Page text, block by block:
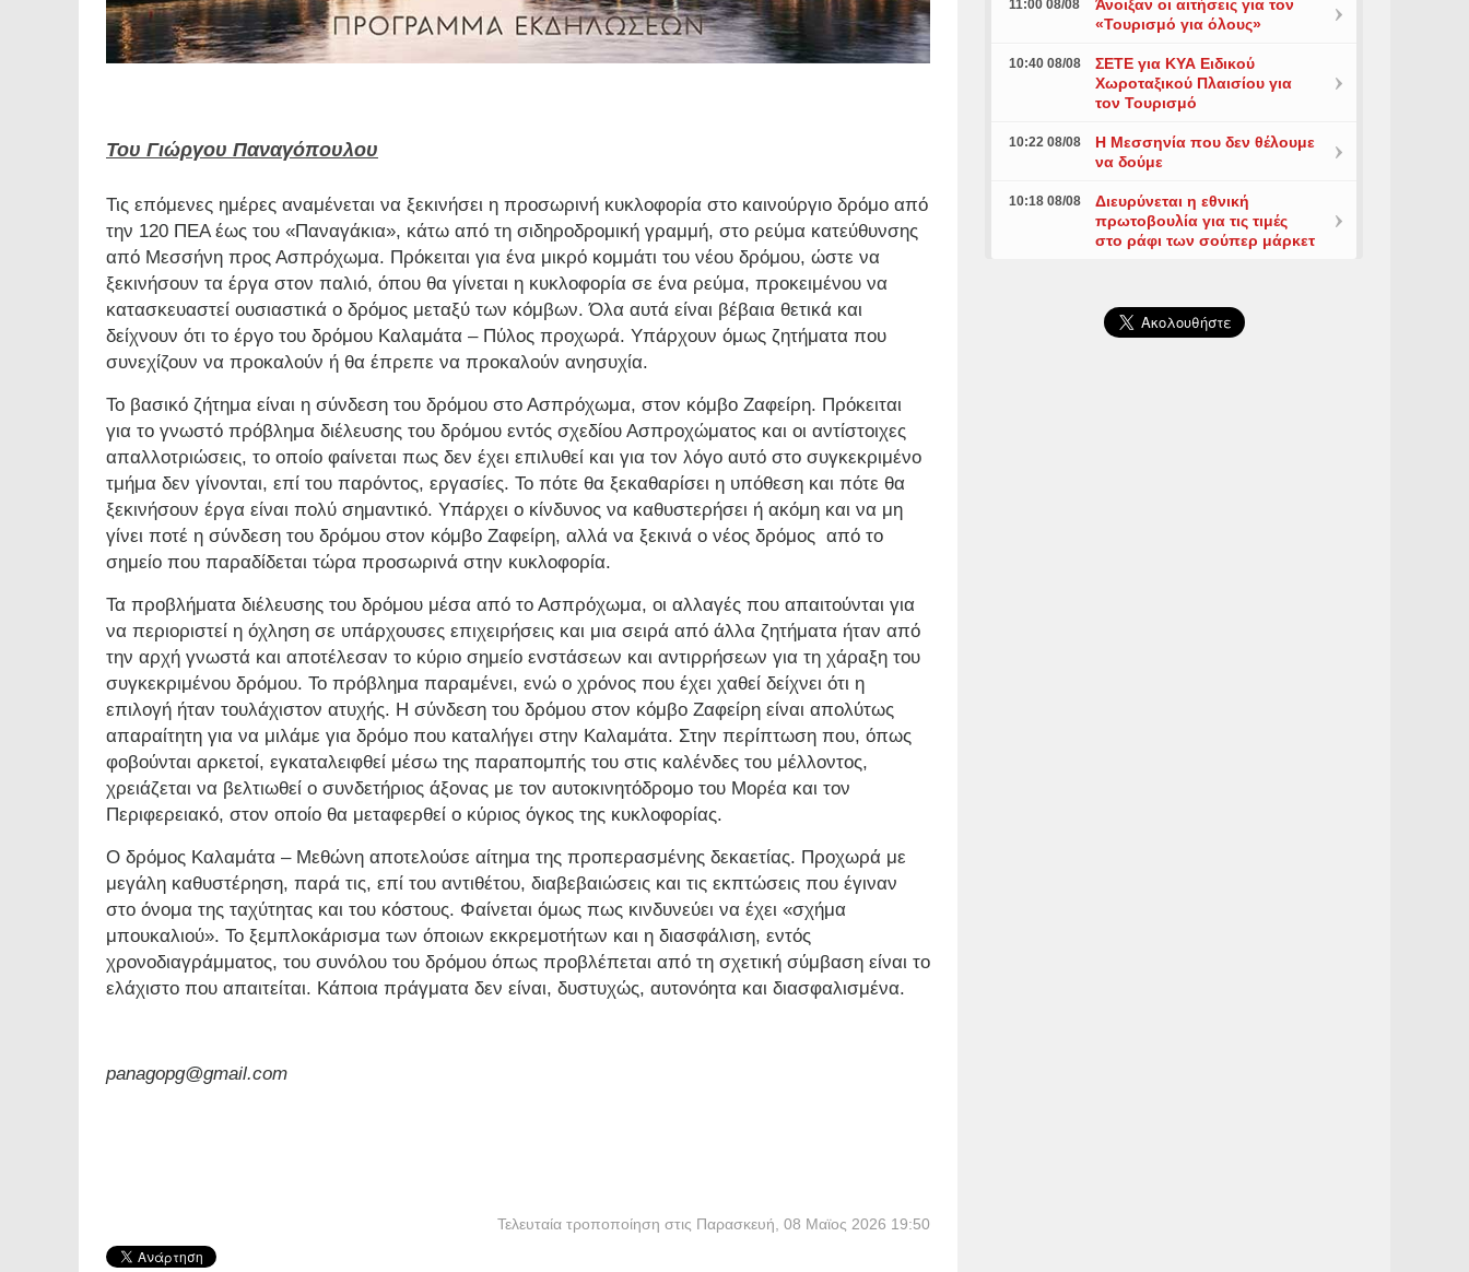
Του Γιώργου Παναγόπουλου
Τις επόμενες ημέρες αναμένεται να ξεκινήσει η προσωρινή κυκλοφορία στο καινούργιο δρόμο από
την 120 ΠΕΑ έως του «Παναγάκια», κάτω από τη σιδηροδρομική γραμμή, στο ρεύμα κατεύθυνσης
από Μεσσήνη προς Ασπρόχωμα. Πρόκειται για ένα μικρό κομμάτι του νέου δρόμου, ώστε να
ξεκινήσουν τα έργα στον παλιό, όπου θα γίνεται η κυκλοφορία σε ένα ρεύμα, προκειμένου να
κατασκευαστεί ουσιαστικά ο δρόμος μεταξύ των κόμβων. Όλα αυτά είναι βέβαια θετικά και
δείχνουν ότι το έργο του δρόμου Καλαμάτα – Πύλος προχωρά. Υπάρχουν όμως ζητήματα που
συνεχίζουν να προκαλούν ή θα έπρεπε να προκαλούν ανησυχία.
Το βασικό ζήτημα είναι η σύνδεση του δρόμου στο Ασπρόχωμα, στον κόμβο Ζαφείρη. Πρόκειται
για το γνωστό πρόβλημα διέλευσης του δρόμου εντός σχεδίου Ασπροχώματος και οι αντίστοιχες
απαλλοτριώσεις, το οποίο φαίνεται πως δεν έχει επιλυθεί και για τον λόγο αυτό στο συγκεκριμένο
τμήμα δεν γίνονται, επί του παρόντος, εργασίες. Το πότε θα ξεκαθαρίσει η υπόθεση και πότε θα
ξεκινήσουν έργα είναι πολύ σημαντικό. Υπάρχει ο κίνδυνος να καθυστερήσει ή ακόμη και να μη
γίνει ποτέ η σύνδεση του δρόμου στον κόμβο Ζαφείρη, αλλά να ξεκινά ο νέος δρόμος από το
σημείο που παραδίδεται τώρα προσωρινά στην κυκλοφορία.
Τα προβλήματα διέλευσης του δρόμου μέσα από το Ασπρόχωμα, οι αλλαγές που απαιτούνται για
να περιοριστεί η όχληση σε υπάρχουσες επιχειρήσεις και μια σειρά από άλλα ζητήματα ήταν από
την αρχή γνωστά και αποτέλεσαν το κύριο σημείο ενστάσεων και αντιρρήσεων για τη χάραξη του
συγκεκριμένου δρόμου. Το πρόβλημα παραμένει, ενώ ο χρόνος που έχει χαθεί δείχνει ότι η
επιλογή ήταν τουλάχιστον ατυχής. Η σύνδεση του δρόμου στον κόμβο Ζαφείρη είναι απολύτως
απαραίτητη για να μιλάμε για δρόμο που καταλήγει στην Καλαμάτα. Στην περίπτωση που, όπως
φοβούνται αρκετοί, εγκαταλειφθεί μέσω της παραπομπής του στις καλένδες του μέλλοντος,
χρειάζεται να βελτιωθεί ο συνδετήριος άξονας με τον αυτοκινητόδρομο του Μορέα και τον
Περιφερειακό, στον οποίο θα μεταφερθεί ο κύριος όγκος της κυκλοφορίας.
Ο δρόμος Καλαμάτα – Μεθώνη αποτελούσε αίτημα της προπερασμένης δεκαετίας. Προχωρά με
μεγάλη καθυστέρηση, παρά τις, επί του αντιθέτου, διαβεβαιώσεις και τις εκπτώσεις που έγιναν
στο όνομα της ταχύτητας και του κόστους. Φαίνεται όμως πως κινδυνεύει να έχει «σχήμα
μπουκαλιού». Το ξεμπλοκάρισμα των όποιων εκκρεμοτήτων και η διασφάλιση, εντός
χρονοδιαγράμματος, του συνόλου του δρόμου όπως προβλέπεται από τη σχετική σύμβαση είναι το
ελάχιστο που απαιτείται. Κάποια πράγματα δεν είναι, δυστυχώς, αυτονόητα και διασφαλισμένα.
panagopg@gmail.com
Τελευταία τροποποίηση στις Παρασκευή, 08 Μαϊος 2026 19:50
11:00 08/08
Άνοιξαν οι αιτήσεις για τον
«Τουρισμό για όλους»
10:40 08/08
ΣΕΤΕ για ΚΥΑ Ειδικού
Χωροταξικού Πλαισίου για
τον Τουρισμό
10:22 08/08
Η Μεσσηνία που δεν θέλουμε
να δούμε
10:18 08/08
Διευρύνεται η εθνική
πρωτοβουλία για τις τιμές
στο ράφι των σούπερ μάρκετ